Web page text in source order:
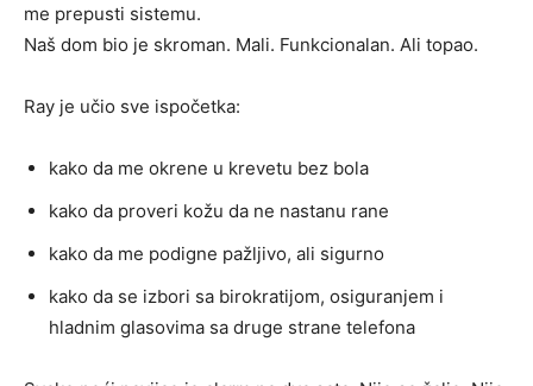
me prepusti sistemu.
Naš dom bio je skroman. Mali. Funkcionalan. Ali topao.
Ray je učio sve ispočetka:
kako da me okrene u krevetu bez bola
kako da proveri kožu da ne nastanu rane
kako da me podigne pažljivo, ali sigurno
kako da se izbori sa birokratijom, osiguranjem i
hladnim glasovima sa druge strane telefona